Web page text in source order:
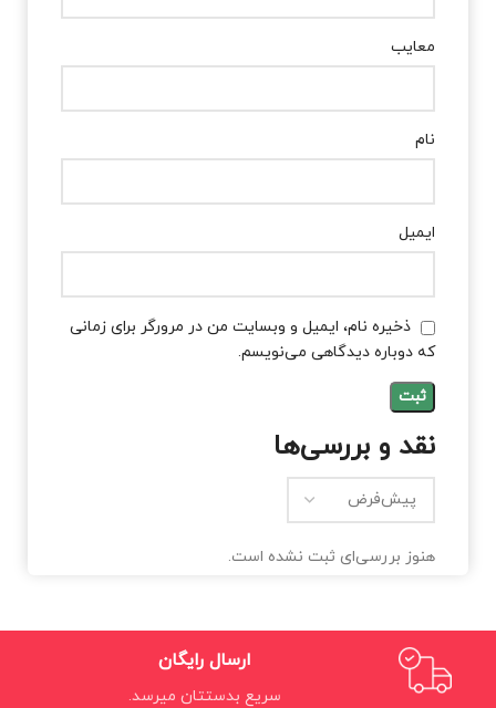
نقد و بررسی‌ها
هنوز بررسی‌ای ثبت نشده است.
معایب
نام
ایمیل
ذخیره نام، ایمیل و وبسایت من در مرورگر برای زمانی
که دوباره دیدگاهی می‌نویسم.
ارسال رایگان
سریع بدستتان میرسد.